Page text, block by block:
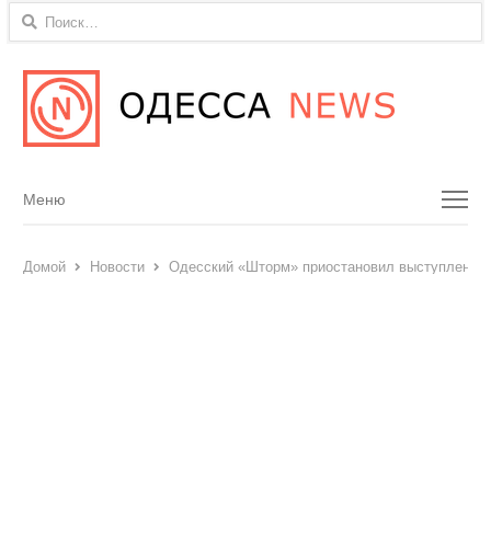
Найти:
Menu
Меню
Домой Новости Одесский «Шторм» приостановил выступления